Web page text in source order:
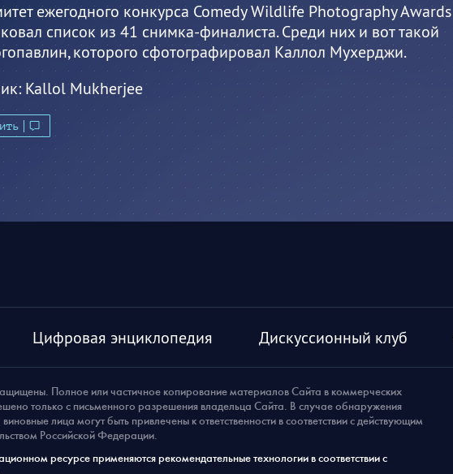
ежегодного конкурса Comedy Wildlife Photography Awards
список из 41 снимка-финалиста. Среди них и вот такой
которого сфотографировал Каллол Мухерджи.
Kallol Mukherjee
Цифровая энциклопедия Дискуссионный клуб
Полное или частичное копирование материалов Сайта в коммерческих
только с письменного разрешения владельца Сайта. В случае обнаружения
лица могут быть привлечены к ответственности в соответствии с действующим
Российской Федерации.
ресурсе применяются рекомендательные технологии в соответствии с